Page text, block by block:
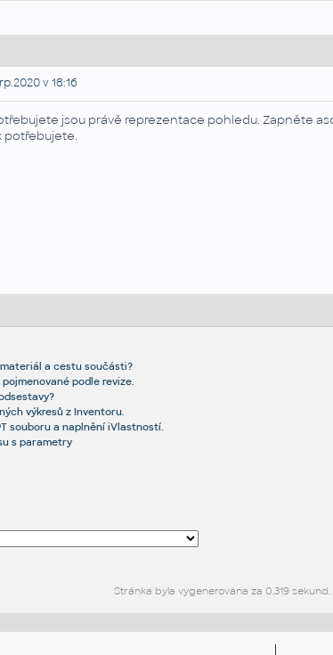
v 18:16
jsou právě reprezentace pohledu. Zapněte
potřebujete.
a cestu součásti?
podle revize.
výkresů z Inventoru.
souboru a naplnění iVlastností.
s parametry
Stránka byla vygenerována za 0,319 sekund.